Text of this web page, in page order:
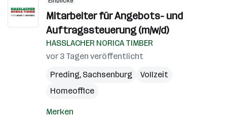
Mitarbeiter für Angebots- und
Auftragssteuerung (m/w/d)
HASSLACHER NORICA TIMBER
vor 3 Tagen veröffentlicht
Preding, Sachsenburg
Vollzeit
Homeoffice
Merken